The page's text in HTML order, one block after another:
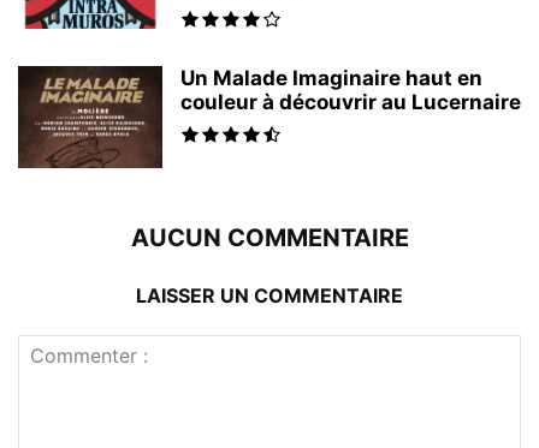
Un Malade Imaginaire haut en
couleur à découvrir au Lucernaire
AUCUN COMMENTAIRE
LAISSER UN COMMENTAIRE